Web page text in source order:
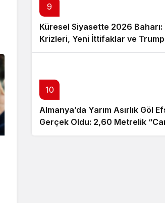
9
Küresel Siyasette 2026 Baharı:
Krizleri, Yeni İttifaklar ve Trump
Tasarısı
10
Almanya’da Yarım Asırlık Göl
Gerçek Oldu: 2,60 Metrelik